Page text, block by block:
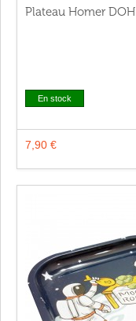
Plateau Homer DOH
En stock
7,90 €